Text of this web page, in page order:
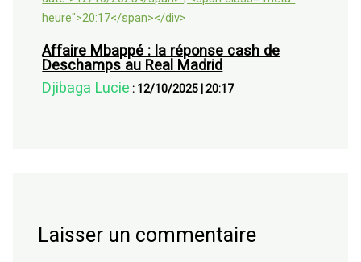
Affaire Mbappé : la réponse cash de
Deschamps au Real Madrid
Djibaga Lucie : 12/10/2025 |20:17
Laisser un commentaire